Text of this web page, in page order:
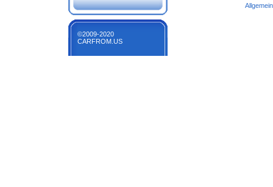
©2009-2020
CARFROM.US